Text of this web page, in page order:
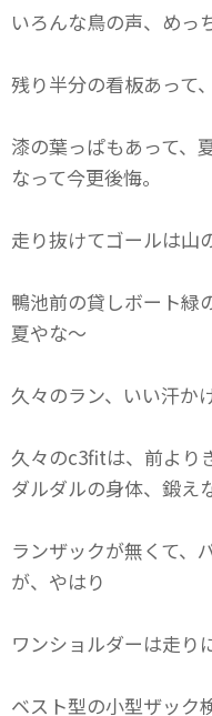
いろんな鳥の声、めっ
残り半分の看板あって
漆の葉っぱもあって、
なって今更後悔。
走り抜けてゴールは山
鴨池前の貸しボート緑
夏やな〜
久々のラン、いい汗か
久々のc3fitは、前より
ダルダルの身体、鍛え
ランザックが無くて、
が、やはり
ワンショルダーは走り
ベスト型の小型ザック